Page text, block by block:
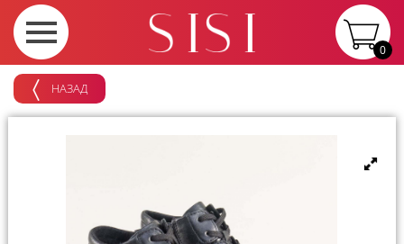
0
НАЗАД